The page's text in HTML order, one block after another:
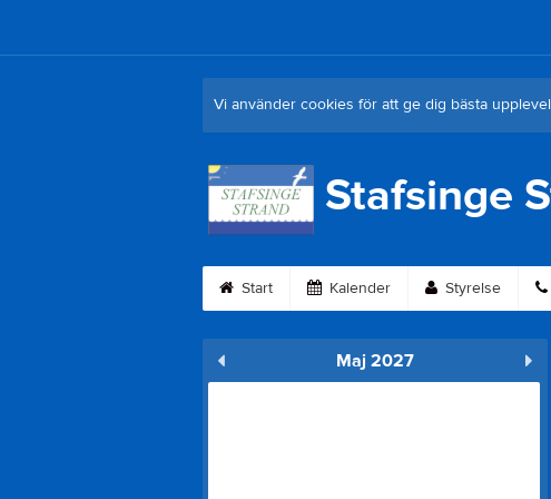
Vi använder cookies för att ge dig bästa
Stafsinge
Start Kalender Styrelse
Maj 2027